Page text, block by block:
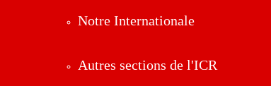
Notre Internationale
Autres sections de l'ICR